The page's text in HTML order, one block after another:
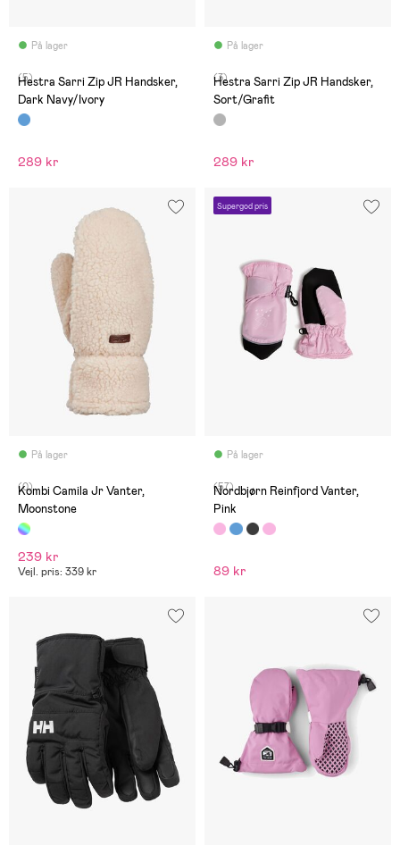
På lager
(5)
Hestra Sarri Zip JR Handsker,
Dark Navy/Ivory
289 kr
På lager
(3)
Hestra Sarri Zip JR Handsker,
Sort/Grafit
289 kr
På lager
(0)
Kombi Camila Jr Vanter,
Moonstone
239 kr
Vejl. pris: 339 kr
Supergod pris
På lager
(57)
Nordbjørn Reinfjord Vanter,
Pink
89 kr